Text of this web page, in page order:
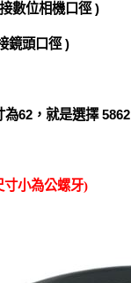
數位相機口徑 )
鏡頭口徑 )
62，就是選擇 5862
寸小為公螺牙)